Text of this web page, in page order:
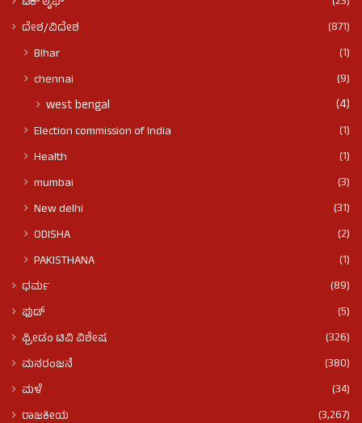
ದೇಶ/ವಿದೇಶ
(871)
BIhar
(1)
chennai
(9)
west bengal (4)
Election commission of India
(1)
Health
(1)
mumbai
(3)
New delhi
(31)
ODISHA
(2)
PAKISTHANA
(1)
ಧರ್ಮ
(89)
ಫುಡ್​​
(5)
ಫ್ರೀಡಂ ಟಿವಿ ವಿಶೇಷ
(326)
ಮನರಂಜನೆ
(380)
ಮಳೆ
(34)
ರಾಜಕೀಯ
(3,267)